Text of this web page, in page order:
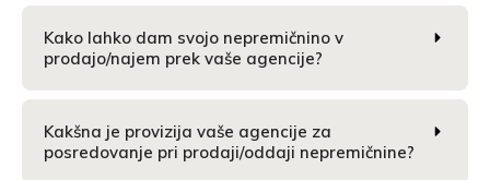
Kako lahko dam svojo nepremičnino v
prodajo/najem prek vaše agencije?
Kakšna je provizija vaše agencije za
posredovanje pri prodaji/oddaji nepremičnine?